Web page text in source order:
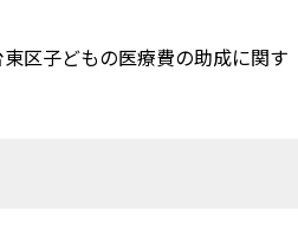
区子どもの医療費の助成に関す